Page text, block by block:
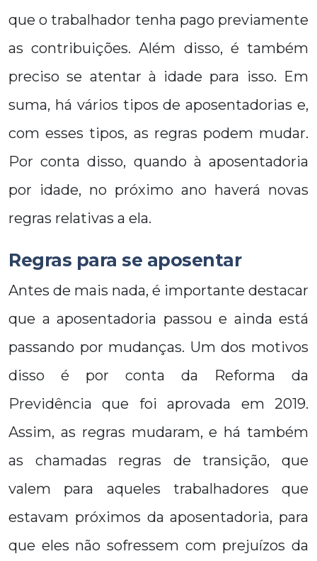
que o trabalhador tenha pago previamente
as contribuições. Além disso, é também
preciso se atentar à idade para isso. Em
suma, há vários tipos de aposentadorias e,
com esses tipos, as regras podem mudar.
Por conta disso, quando à aposentadoria
por idade, no próximo ano haverá novas
regras relativas a ela.
Regras para se aposentar
Antes de mais nada, é importante destacar
que a aposentadoria passou e ainda está
passando por mudanças. Um dos motivos
disso é por conta da Reforma da
Previdência que foi aprovada em 2019.
Assim, as regras mudaram, e há também
as chamadas regras de transição, que
valem para aqueles trabalhadores que
estavam próximos da aposentadoria, para
que eles não sofressem com prejuízos da